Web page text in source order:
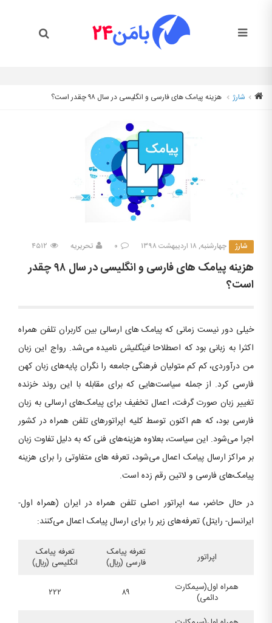
شارژ هزینه پیامک های فارسی و انگلیسی در سال ۹۸ چقدر است؟
شارژ چهارشنبه, ۱۸ اردیبهشت ۱۳۹۸ ۰ تحریریه ۴۵۱۲
هزینه پیامک های فارسی و انگلیسی در سال ۹۸ چقدر
است؟
خیلی دور نیست زمانی که پیامک های ارسالی بین کاربران تلفن همراه
اکثرا به زبانی بود که اصطلاحافینگلیش نامیده می‏‌شد. رواج این زبان
من درآوردی، کم‏ کم متولیان فرهنگی جامعه را نگران پایه‏‌های زبان کهن
فارسی کرد. از جمله سیاست‌هایی که برای مقابله با این روند خزنده
تغییر زبان صورت گرفت، اعمال تخفیف برای پیامک‌های ارسالی به زبان
فارسی بود، که هم‏ اکنون توسط کلیه اپراتورهای تلفن همراه در کشور
اجرا می‏‌شود. این سیاست، بعلاوه هزینه‌های فنی که به دلیل تفاوت زبان
بر مراکز ارسال پیامک اعمال می‌شود، تعرفه های متفاوتی را برای هزینه
پیامک‌های فارسی و لاتین رقم زده است.
در حال حاضر، سه اپراتور اصلی تلفن همراه در ایران (همراه اول-
ایرانسل- رایتل) تعرفه‏‌های زیر را برای ارسال پیامک اعمال می‏‌کنند:
اپراتور
تعرفه پیامک
فارسی (ريال)
تعرفه پیامک
انگلیسی (ريال)
همراه اول(سیم‏کارت
دائمی)
۸۹ ۲۲۲